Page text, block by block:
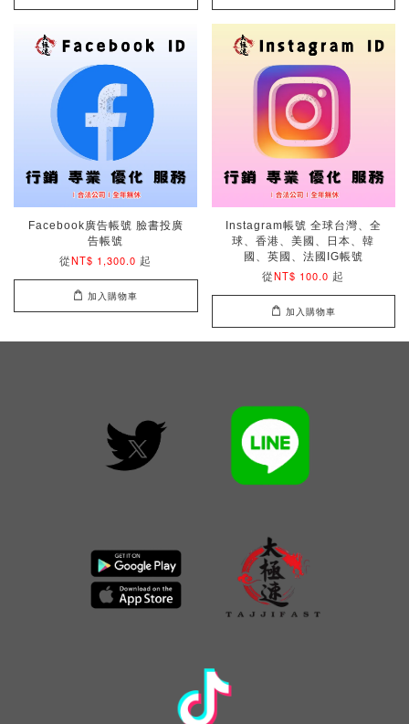
Facebook廣告帳號 臉書投廣
告帳號
從NT$ 1,300.0 起
加入購物車
Instagram帳號 全球台灣、全
球、香港、美國、日本、韓
國、英國、法國IG帳號
從NT$ 100.0 起
加入購物車